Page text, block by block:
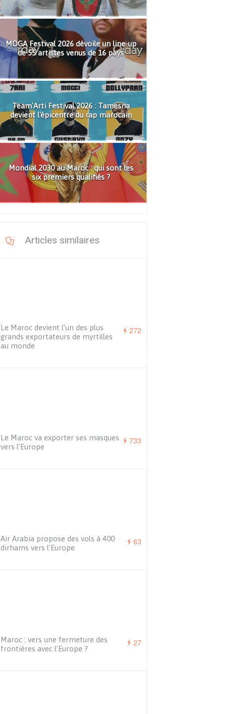
MOGA Festival 2026 dévoile un line-up
de 55 artistes venus de 16 pays
Team'Arti Festival 2026 : Tamesna
devient l'épicentre du rap marocain
Mondial 2030 au Maroc : qui sont les
six premiers qualifiés ?
Articles similaires
272
Le Maroc devient l’un des plus
grands exportateurs de myrtilles
au monde
733
Le Maroc va exporter ses masques
vers l’Europe
63
Air Arabia propose des vols à 400
dirhams vers l’Europe
27
Maroc : vers une fermeture des
frontières avec l’Europe ?